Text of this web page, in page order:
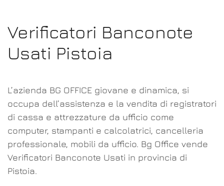
Verificatori Banconote
Usati Pistoia
L’azienda BG OFFICE giovane e dinamica, si
occupa dell’assistenza e la vendita di registratori
di cassa e attrezzature da ufficio come
computer, stampanti e calcolatrici, cancelleria
professionale, mobili da ufficio. Bg Office vende
Verificatori Banconote Usati in provincia di
Pistoia.